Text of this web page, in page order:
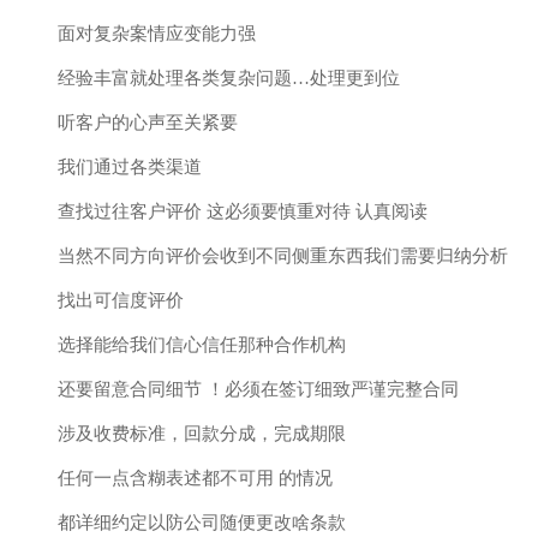
面对复杂案情应变能力强
经验丰富就处理各类复杂问题…处理更到位
听客户的心声至关紧要
我们通过各类渠道
查找过往客户评价 这必须要慎重对待 认真阅读
当然不同方向评价会收到不同侧重东西我们需要归纳分析
找出可信度评价
选择能给我们信心信任那种合作机构
还要留意合同细节 ！必须在签订细致严谨完整合同
涉及收费标准，回款分成，完成期限
任何一点含糊表述都不可用 的情况
都详细约定以防公司随便更改啥条款